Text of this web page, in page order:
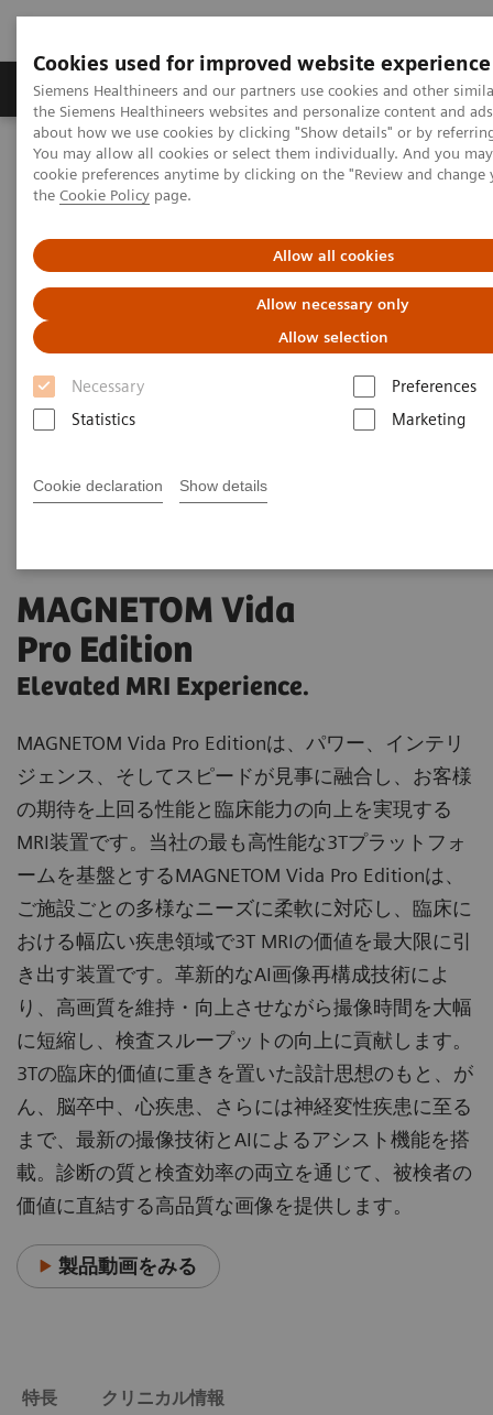
Cookies used for improved website experience
Siemens Healthineers and our partners use cookies and other
the Siemens Healthineers websites and personalize content and
about how we use cookies by clicking "Show details" or by
You may allow all cookies or select them individually. And you
cookie preferences anytime by clicking on the "Review and
the Cookie Policy page.
Allow all cookies
Allow necessary only
Allow selection
Necessary
Preferences
Statistics
Marketing
Cookie declaration Show details
製品＆サービス サポート情報 Insights
ホーム 画像診断・治療装置
磁気共鳴診断装置（MRI）
3T MRI Scanners
MAGNETOM Vida Pro Edition
MAGNETOM Vida
Pro Edition
Elevated MRI Experience.
MAGNETOM Vida Pro Editionは、パワー、インテリ
ジェンス、そしてスピードが見事に融合し、お客様
の期待を上回る性能と臨床能力の向上を実現する
MRI装置です。当社の最も高性能な3Tプラットフォ
ームを基盤とするMAGNETOM Vida Pro Editionは、
ご施設ごとの多様なニーズに柔軟に対応し、臨床に
おける幅広い疾患領域で3T MRIの価値を最大限に引
き出す装置です。革新的なAI画像再構成技術によ
り、高画質を維持・向上させながら撮像時間を大幅
に短縮し、検査スループットの向上に貢献します。
3Tの臨床的価値に重きを置いた設計思想のもと、が
ん、脳卒中、心疾患、さらには神経変性疾患に至る
まで、最新の撮像技術とAIによるアシスト機能を搭
載。診断の質と検査効率の両立を通じて、被検者の
価値に直結する高品質な画像を提供します。
製品動画をみる
特長 クリニカル情報